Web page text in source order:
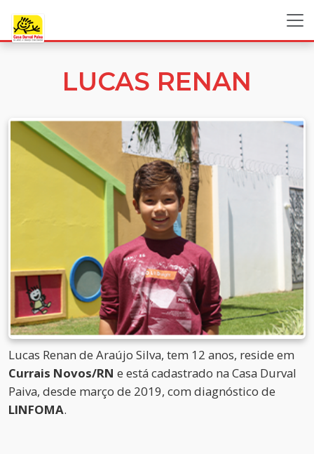
LUCAS RENAN
Lucas Renan de Araújo Silva, tem 12 anos, reside em
Currais Novos/RN e está cadastrado na Casa Durval
Paiva, desde março de 2019, com diagnóstico de
LINFOMA.